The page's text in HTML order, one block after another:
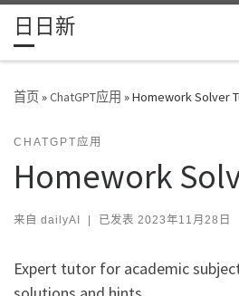
Skip to content
日日新
首页»ChatGPT应用 »Homework Solver
CHATGPT应用
Homework
来自 dailyAI | 已发表 2023年11月28日
Expert tutor for academic